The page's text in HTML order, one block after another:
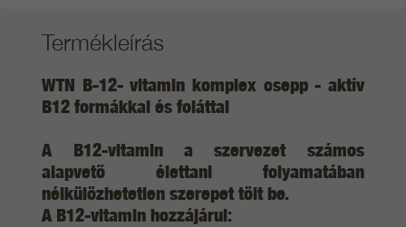
Termékleírás
WTN B-12- vitamin komplex csepp - aktív
B12 formákkal és foláttal
A B12-vitamin a szervezet számos
alapvető élettani folyamatában
nélkülözhetetlen szerepet tölt be.
A B12-vitamin hozzájárul: